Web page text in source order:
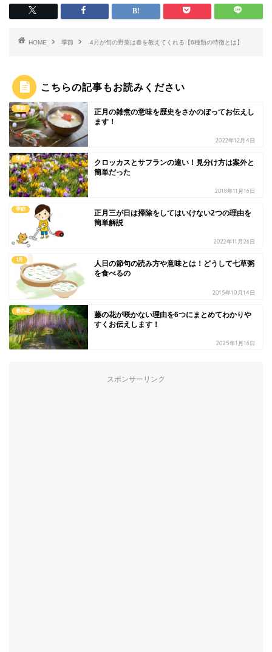
HOME 季節 4月が旬の野菜は春を教えてくれる【6種類の特徴とは】
こちらの記事もお読みください
季節
正月の雑煮の意味を歴史をさかのぼってお伝えし
ます！
2022年12月4日
季節
クロッカスとサフランの違い！見分け方は案外と
簡単だった
2018年11月16日
季節
正月三が日は掃除をしてはいけない2つの理由を
簡単解説
2022年11月26日
1月
人日の節句の読み方や意味とは！どうして七草粥
を食べるの
2015年10月14日
春の花
藤の花が咲かない理由を6つにまとめてわかりや
すくお伝えします！
2025年1月16日
スポンサーリンク